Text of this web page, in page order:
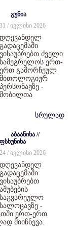
გუნია
31 / ივლისი 2026
დღევანდელ
გადაცემაში
ვისაუბრებთ ძველი
სამეგრელოს ერთ-
ერთ გამორჩეულ
მითოლოგიურ
პერსონაჟზე -
სრულად
აბაანიხა //
ფსხუნიხა
24 / ივლისი 2026
დღევანდელ
გადაცემაში
ვისაუბრებთ
აშუბების
საგვარეულო
სალოცავზე -
ერთ-ერთ
მიიჩნევა.